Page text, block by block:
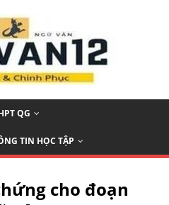
QG
TIN HỌC TẬP
cho đoạn